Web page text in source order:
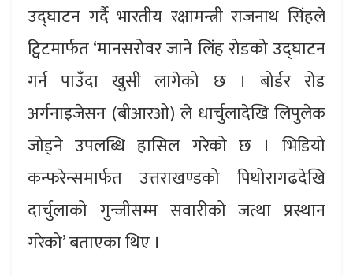
उद्‌घाटन गर्दै भारतीय रक्षामन्त्री राजनाथ सिंहले
ट्विटमार्फत ‘मानसरोवर जाने लिंह रोडको उद्‌घाटन
गर्न पाउँदा खुसी लागेको छ । बोर्डर रोड
अर्गनाइजेसन (बीआरओ) ले धार्चुलादेखि लिपुलेक
जोड्‍ने उपलब्धि हासिल गरेको छ । भिडियो
कन्फरेन्समार्फत उत्तराखण्डको पिथोरागढदेखि
दार्चुलाको गुन्जीसम्म सवारीको जत्था प्रस्थान
गरेको’ बताएका थिए ।